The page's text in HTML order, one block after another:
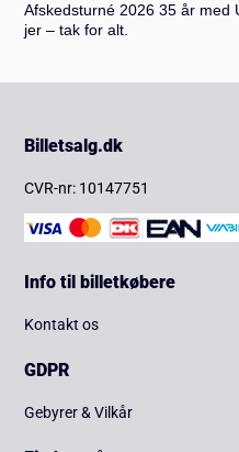
Afskedsturné 2026 35 år med
jer – tak for alt.
Billetsalg.dk
CVR-nr: 10147751
Info til billetkøbere
Kontakt os
GDPR
Gebyrer & Vilkår